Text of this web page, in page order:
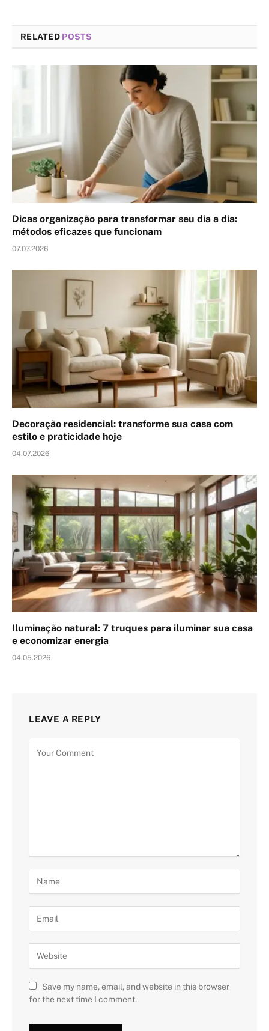
RELATED POSTS
Dicas organização para transformar seu dia a dia:
métodos eficazes que funcionam
07.07.2026
Decoração residencial: transforme sua casa com
estilo e praticidade hoje
04.07.2026
Iluminação natural: 7 truques para iluminar sua casa
e economizar energia
04.05.2026
LEAVE A REPLY
Save my name, email, and website in this browser
for the next time I comment.